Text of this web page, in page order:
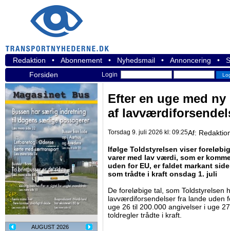
Redaktion • Abonnement • Nyhedsmail • Annoncering •
Forsiden
Login
AUGUST 2026
Efter en uge med
af
Torsdag 9. juli 2026 kl: 09:25Af:
Ifølge Toldstyrelsen viser
varer med lav værdi, som er
uden for EU, er faldet markant
som trådte i kraft onsdag 1. juli
De foreløbige tal, som Toldstyrelsen
lavværdiforsendelser fra lande uden
uge 26 til 200.000 angivelser i uge
toldregler trådte i kraft.